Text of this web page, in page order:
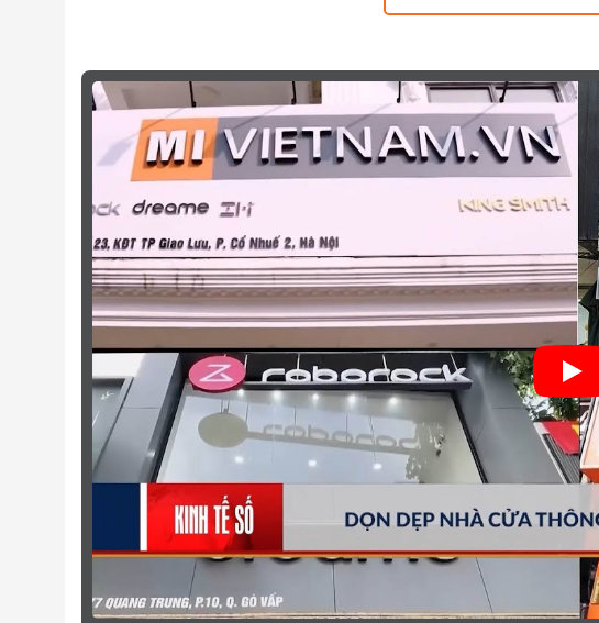
Hệ Thống Camera Nhận Diện Thông
Điểm nhấn đặc biệt khác với các dòng Robot hút
được trang bị hệ thống Camera độ phân giải HD
bạn có thể dễ dàng theo dõi mọi hoạt động, mọi
tâm hơn cho dù bạn đang ở bất cứ đâu.